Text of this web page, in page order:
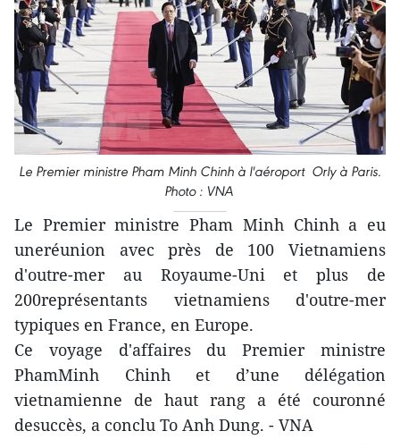
Le Premier ministre Pham Minh Chinh à l'aéroport Orly à Paris.
Photo : VNA
Le Premier ministre Pham Minh Chinh a eu
uneréunion avec près de 100 Vietnamiens
d'outre-mer au Royaume-Uni et plus de
200représentants vietnamiens d'outre-mer
typiques en France, en Europe.
Ce voyage d'affaires du Premier ministre
PhamMinh Chinh et d’une délégation
vietnamienne de haut rang a été couronné
desuccès, a conclu To Anh Dung. - VNA